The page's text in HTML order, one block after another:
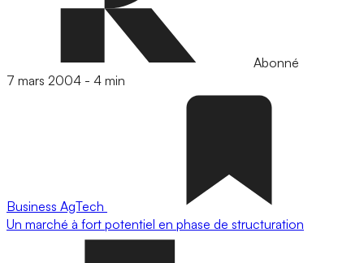
Abonné
7 mars 2004 - 4 min
Business AgTech
Un marché à fort potentiel en phase de structuration